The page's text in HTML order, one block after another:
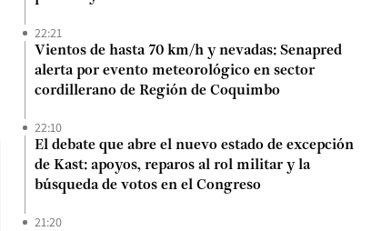
22:21
Vientos de hasta 70 km/h y nevadas: Senapred
alerta por evento meteorológico en sector
cordillerano de Región de Coquimbo
22:10
El debate que abre el nuevo estado de excepción
de Kast: apoyos, reparos al rol militar y la
búsqueda de votos en el Congreso
21:20